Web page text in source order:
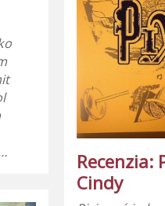
Recenzia:
Cindy